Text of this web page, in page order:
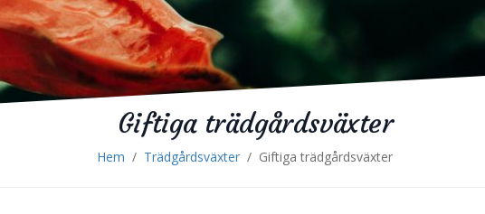
Giftiga trädgårdsväxter
Hem / Trädgårdsväxter / Giftiga trädgårdsväxter